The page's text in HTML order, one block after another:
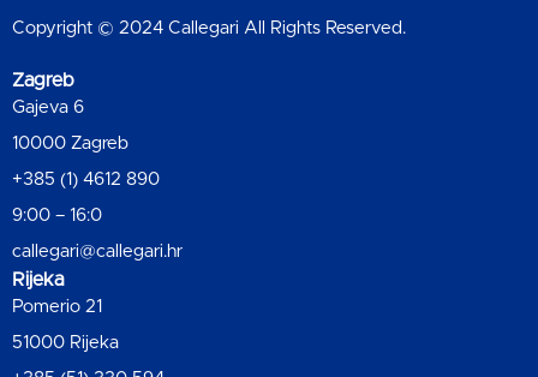
Copyright © 2024 Callegari All Rights Reserved.
Zagreb
Gajeva 6
10000 Zagreb
+385 (1) 4612 890
9:00 – 16:0
callegari@callegari.hr
Rijeka
Pomerio 21
51000 Rijeka